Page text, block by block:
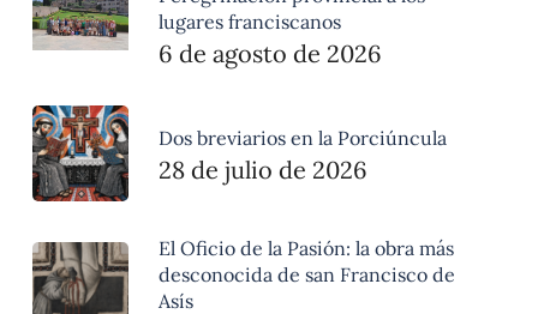
lugares franciscanos
6 de agosto de 2026
Dos breviarios en la Porciúncula
28 de julio de 2026
El Oficio de la Pasión: la obra más
desconocida de san Francisco de
Asís